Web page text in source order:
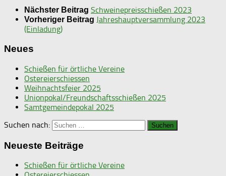
Nächster Beitrag Schweinepreisschießen 2023
Vorheriger Beitrag Jahreshauptversammlung 2023
(Einladung)
Neues
Schießen für örtliche Vereine
Ostereierschiessen
Weihnachtsfeier 2025
Unionpokal/Freundschaftsschießen 2025
Samtgemeindepokal 2025
Suchen nach:
Neueste Beiträge
Schießen für örtliche Vereine